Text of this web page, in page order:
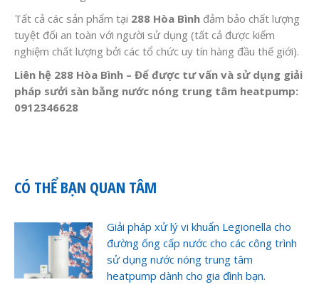
Tất cả các sản phẩm tại 288 Hòa Bình đảm bảo chất lượng
tuyệt đối an toàn với người sử dụng (tất cả được kiểm
nghiệm chất lượng bởi các tổ chức uy tín hàng đầu thế giới).
Liên hệ 288 Hòa Bình – Để được tư vấn và sử dụng giải
pháp sưởi sàn bằng nước nóng trung tâm heatpump:
0912346628
CÓ THỂ BẠN QUAN TÂM
Giải pháp xử lý vi khuẩn Legionella cho
đường ống cấp nước cho các công trình
sử dụng nước nóng trung tâm
heatpump dành cho gia đình bạn.